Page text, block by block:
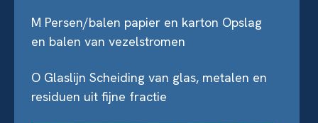
M Persen/balen papier en karton Opslag
en balen van vezelstromen
O Glaslijn Scheiding van glas, metalen en
residuen uit fijne fractie